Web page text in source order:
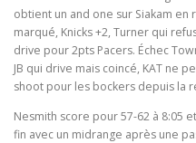
obtient un and one sur Siakam en
marqué, Knicks +2, Turner qui
drive pour 2pts Pacers. Échec
JB qui drive mais coincé, KAT ne
shoot pour les bockers depuis la
Nesmith score pour 57-62 à 8:05
fin avec un midrange après une